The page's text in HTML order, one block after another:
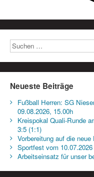
Neueste Beiträge
Fußball Herren: SG
09.08.2026, 15.00h
Kreispokal Quali-Runde
3:5 (1:1)
Vorbereitung auf die
Sportfest vom
Arbeitseinsatz für unser